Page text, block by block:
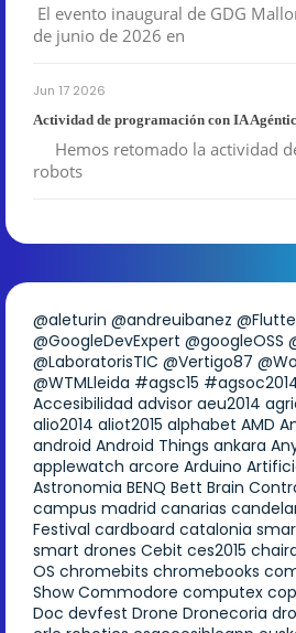
El evento inaugural de GDG
de junio de 2026 en
Jun 17 2026
Actividad de programación con IA
Hemos retomado la actividad
robots
@aleturin @andreuibanez
@GoogleDevExpert @googleOSS
@LaboratorisTIC @Vertigo87
@WTMLleida #agsc15
Accesibilidad advisor aeu2014
alio2014 aliot2015 alphabet AMD
android Android Things ankara
applewatch arcore Arduino
Astronomia BENQ Bett Brain
campus madrid canarias
Festival cardboard catalonia
smart drones Cebit ces2015
OS chromebits chromebooks
Show Commodore computex
Doc devfest Drone Dronecoria